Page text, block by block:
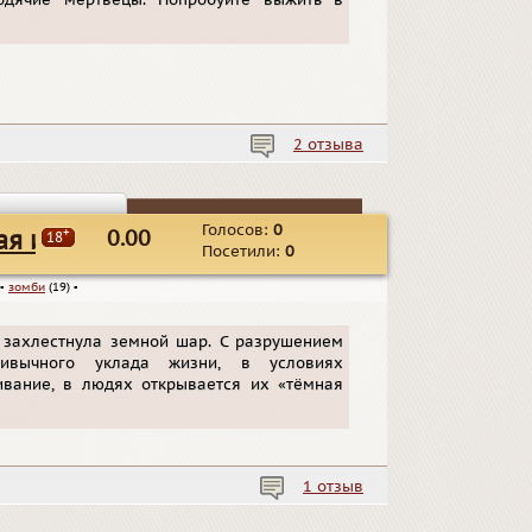
2 отзыва
игра по мотивам сериала и комикса
18+ Голосов: 0
Посетили: 0
0.00
▪ зомби (19) ▪
земной шар. С разрушением
уклада жизни, в условиях
в людях открывается их «тёмная
1 отзыв